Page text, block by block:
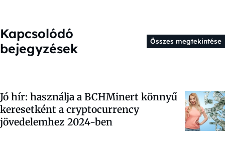
Kapcsolódó
bejegyzések
Összes megtekintése
Jó hír: használja a BCHMinert könnyű
keresetként a cryptocurrency
jövedelemhez 2024-ben